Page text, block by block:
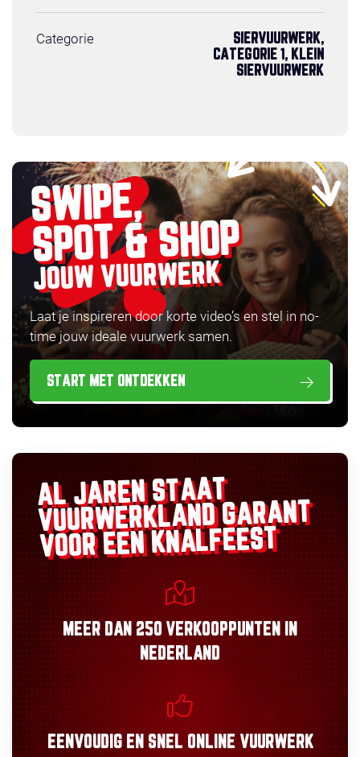
Categorie
SIERVUURWERK,
CATEGORIE 1, KLEIN
SIERVUURWERK
SWIPE,
SPOT & SHOP
JOUW VUURWERK
Laat je inspireren door korte video’s en stel in no-
time jouw ideale vuurwerk samen.
START MET ONTDEKKEN
AL JAREN STAAT
VUURWERKLANDGARANT
VOOR EEN KNALFEEST
MEER DAN 250 VERKOOPPUNTEN
IN
NEDERLAND
EENVOUDIGEN SNEL ONLINE VUURWERK